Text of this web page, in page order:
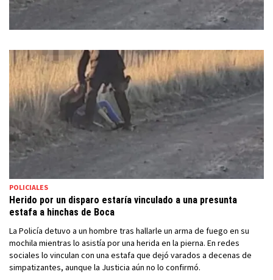
POLICIALES
Herido por un disparo estaría vinculado a una presunta
estafa a hinchas de Boca
La Policía detuvo a un hombre tras hallarle un arma de fuego en su
mochila mientras lo asistía por una herida en la pierna. En redes
sociales lo vinculan con una estafa que dejó varados a decenas de
simpatizantes, aunque la Justicia aún no lo confirmó.